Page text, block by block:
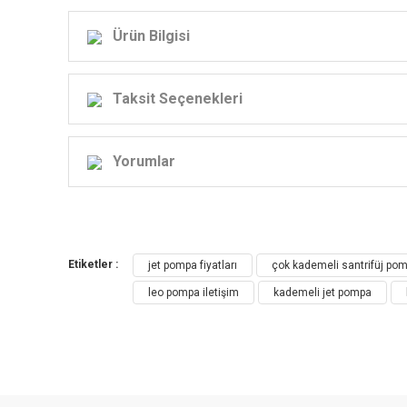
Ürün Bilgisi
Taksit Seçenekleri
Yorumlar
Etiketler : jet pompa fiyatları çok kademeli santrifüj
leo pompa iletişim kademeli jet pompa